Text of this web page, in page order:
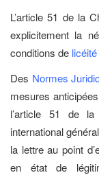
L’article 51 de la
explicitement la
conditions de licéité
Des Normes
mesures
l’article 51 de
international
la lettre au point
en état de